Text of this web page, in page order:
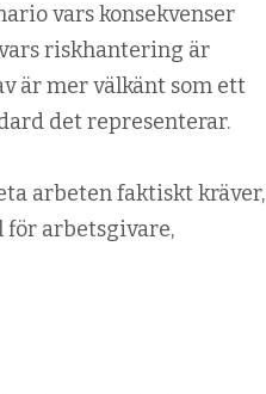
vars konsekvenser
riskhantering är
är mer välkänt som ett
det representerar.
arbeten faktiskt kräver,
för arbetsgivare,